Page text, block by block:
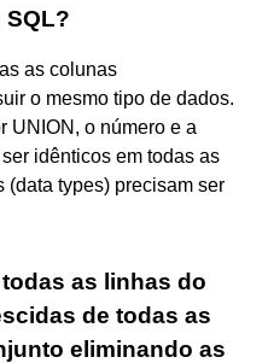
SQL?
as colunas
o mesmo tipo de dados.
UNION, o número e a
idênticos em todas as
(data types) precisam ser
as linhas do
de todas as
eliminando as